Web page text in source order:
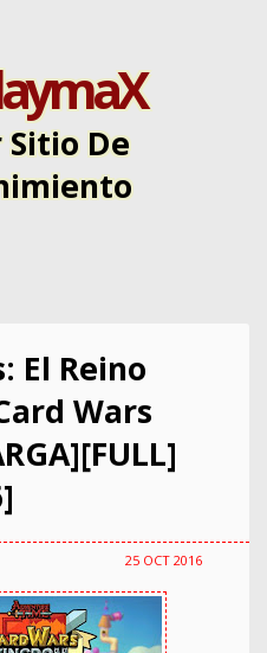
De
El Reino
Wars
25 OCT 2016